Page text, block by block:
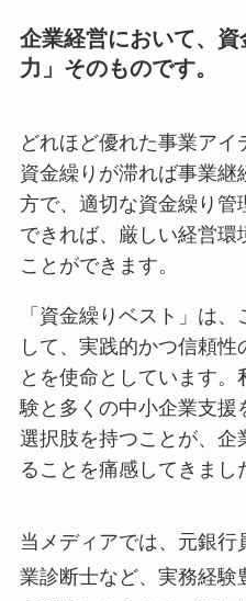
企業経営において、
力」そのものです。
どれほど優れた事業アイ
資金繰りが滞れば事業継
方で、適切な資金繰り管
できれば、厳しい経営環
ことができます。
「資金繰りベスト」は
して、実践的かつ信頼性
とを使命としています
験と多くの中小企業支援
選択肢を持つことが、企
ることを痛感してきまし
当メディアでは、元銀行
業診断士など、実務経験